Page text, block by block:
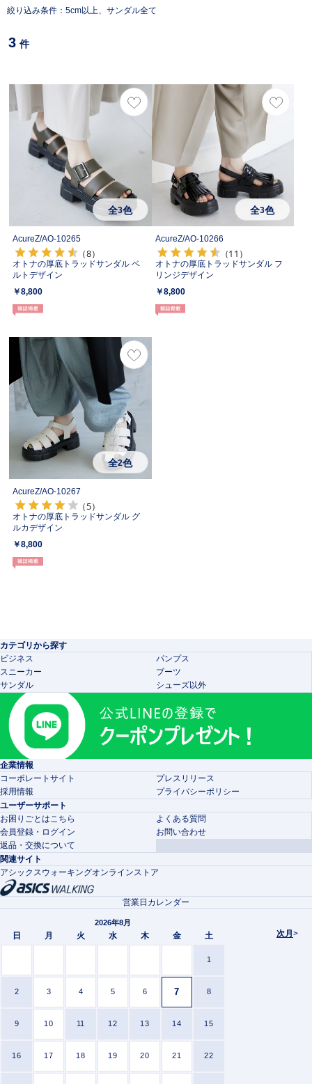
絞り込み条件：5cm以上、サンダル全て
3
全3色
AcureZ/AO-10265
（8）
オトナの厚底トラッドサンダル ベ
ルトデザイン
￥8,800
全3色
AcureZ/AO-10266
（11）
オトナの厚底トラッドサンダル フ
リンジデザイン
￥8,800
全2色
AcureZ/AO-10267
（5）
オトナの厚底トラッドサンダル グ
ルカデザイン
￥8,800
カテゴリから探す
ビジネス
パンプス
スニーカー
ブーツ
サンダル
シューズ以外
企業情報
コーポレートサイト
プレスリリース
採用情報
プライバシーポリシー
ユーザーサポート
お困りごとはこちら
よくある質問
会員登録・ログイン
お問い合わせ
返品・交換について
関連サイト
アシックスウォーキングオンラインストア
次月>
営業日カレンダー
2026年8月
日 月 火 水 木 金 土
1
2 3 4 5 6 7 8
9 10 11 12 13 14 15
16 17 18 19 20 21 22